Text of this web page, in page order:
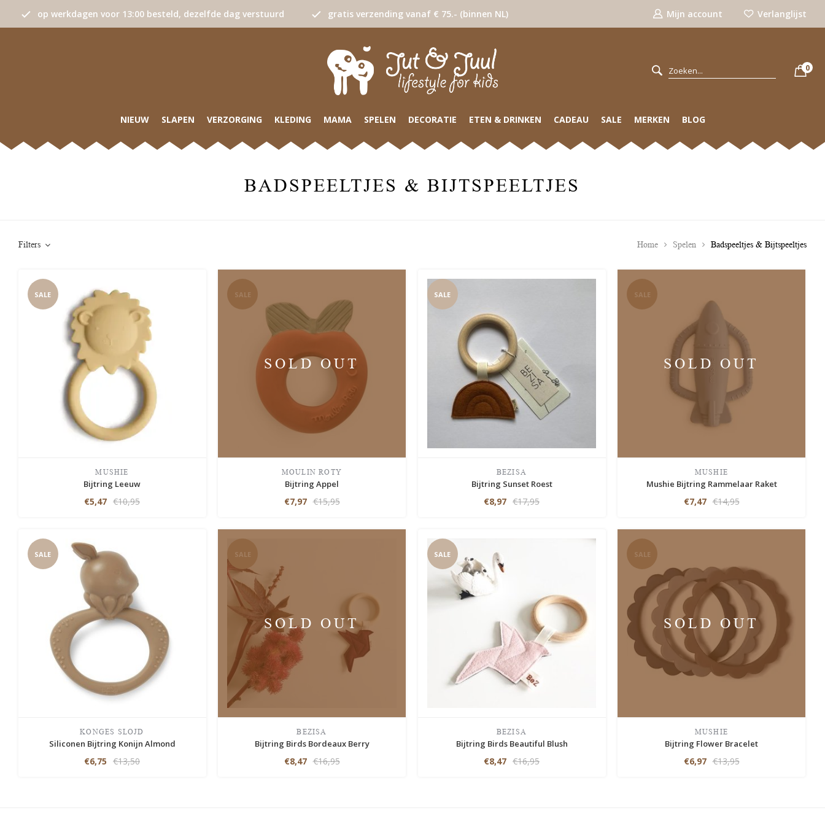
op werkdagen voor 13:00 besteld, dezelfde dag verstuurd gratis verzending vanaf € 75.- (binnen NL) Mijn account Verlanglijst
0
NIEUW SLAPEN VERZORGING KLEDING MAMA SPELEN DECORATIE ETEN & DRINKEN CADEAU SALE MERKEN BLOG
BADSPEELTJES & BIJTSPEELTJES
Filters Home Spelen Badspeeltjes & Bijtspeeltjes
SALE
MUSHIE
Bijtring Leeuw
€5,47 €10,95
SALE
SOLD OUT
MOULIN ROTY
Bijtring Appel
€7,97 €15,95
SALE
BEZISA
Bijtring Sunset Roest
€8,97 €17,95
SALE
SOLD OUT
MUSHIE
Mushie Bijtring Rammelaar Raket
€7,47 €14,95
SALE
KONGES SLOJD
Siliconen Bijtring Konijn Almond
€6,75 €13,50
SALE
SOLD OUT
BEZISA
Bijtring Birds Bordeaux Berry
€8,47 €16,95
SALE
BEZISA
Bijtring Birds Beautiful Blush
€8,47 €16,95
SALE
SOLD OUT
MUSHIE
Bijtring Flower Bracelet
€6,97 €13,95